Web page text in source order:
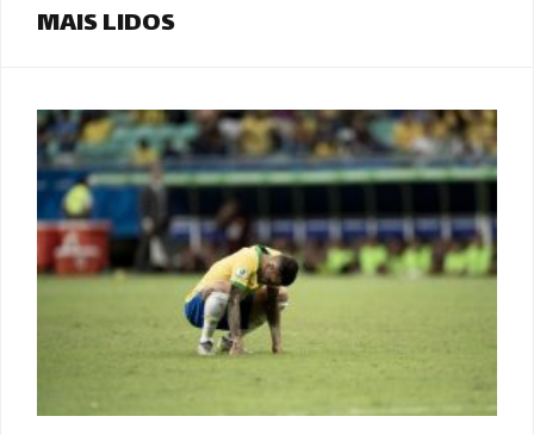
MAIS LIDOS